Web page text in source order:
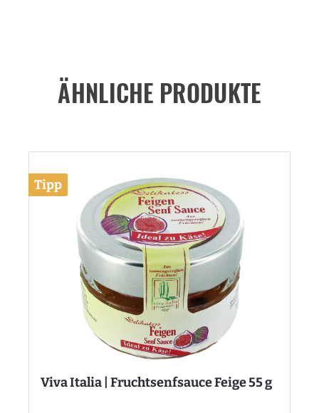
ÄHNLICHE PRODUKTE
Tipp
Viva Italia | Fruchtsenfsauce Feige 55 g